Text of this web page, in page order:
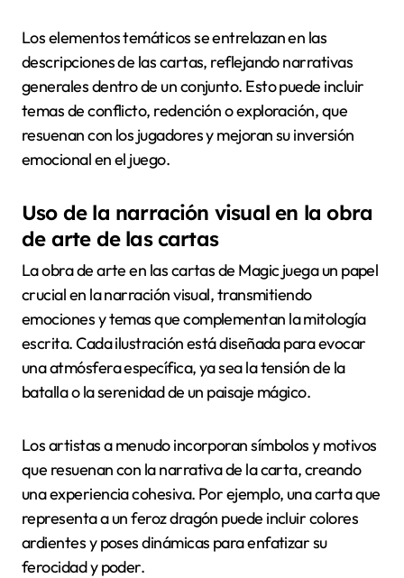
Los elementos temáticos se entrelazan en las
descripciones de las cartas, reflejando narrativas
generales dentro de un conjunto. Esto puede incluir
temas de conflicto, redención o exploración, que
resuenan con los jugadores y mejoran su inversión
emocional en el juego.
Uso de la narración visual en la obra
de arte de las cartas
La obra de arte en las cartas de Magic juega un papel
crucial en la narración visual, transmitiendo
emociones y temas que complementan la mitología
escrita. Cada ilustración está diseñada para evocar
una atmósfera específica, ya sea la tensión de la
batalla o la serenidad de un paisaje mágico.
Los artistas a menudo incorporan símbolos y motivos
que resuenan con la narrativa de la carta, creando
una experiencia cohesiva. Por ejemplo, una carta que
representa a un feroz dragón puede incluir colores
ardientes y poses dinámicas para enfatizar su
ferocidad y poder.